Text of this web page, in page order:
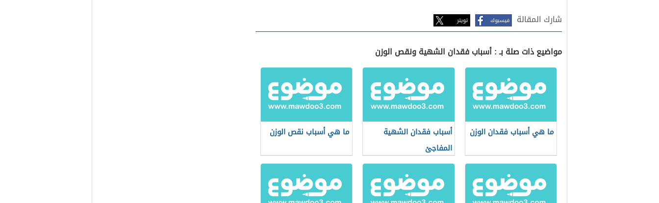
شارك المقالة فيسبوك تويتر
مواضيع ذات صلة بـ : أسباب فقدان الشهية ونقص الوزن
ما هي أسباب فقدان الوزن
أسباب فقدان الشهية
المفاجئ
ما هي أسباب نقص الوزن